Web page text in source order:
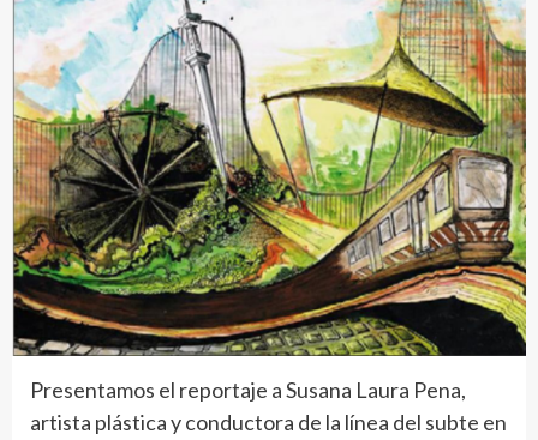
Presentamos el reportaje a Susana Laura Pena,
artista plástica y conductora de la línea del subte en